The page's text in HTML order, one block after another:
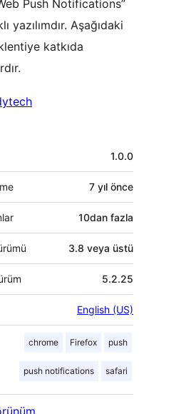
Push Notifications”
yazılımdır. Aşağıdaki
katkıda
1.0.0
7 yıl önce
10dan fazla
3.8 veya üstü
5.2.25
English (US)
chrome Firefox push
push notifications safari